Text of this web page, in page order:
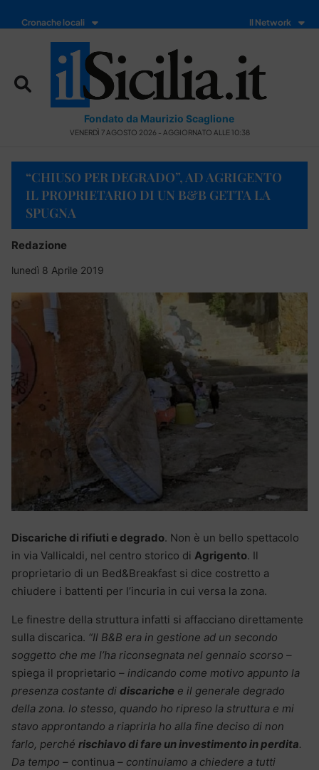
Cronache locali Il Network
Fondato da Maurizio Scaglione
VENERDÌ 7 AGOSTO 2026 - AGGIORNATO ALLE 10:38
“CHIUSO PER DEGRADO”, AD AGRIGENTO
IL PROPRIETARIO DI UN B&B GETTA LA
SPUGNA
Redazione
lunedì 8 Aprile 2019
Discariche di rifiuti e degrado. Non è un bello spettacolo
in via Vallicaldi, nel centro storico di Agrigento. Il
proprietario di un Bed&Breakfast si dice costretto a
chiudere i battenti per l’incuria in cui versa la zona.
Le finestre della struttura infatti si affacciano direttamente
sulla discarica. “Il B&B era in gestione ad un secondo
soggetto che me l’ha riconsegnata nel gennaio scorso –
spiega il proprietario – indicando come motivo appunto la
presenza costante di discariche e il generale degrado
della zona. Io stesso, quando ho ripreso la struttura e mi
stavo approntando a riaprirla ho alla fine deciso di non
farlo, perché rischiavo di fare un investimento in perdita.
Da tempo – continua – continuiamo a chiedere a tutti